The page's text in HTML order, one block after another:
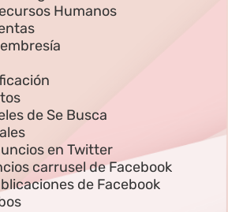
Humanos
de Se Busca
en Twitter
carrusel de Facebook
de Facebook